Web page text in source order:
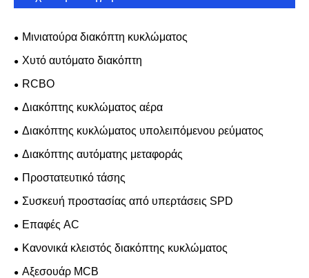
Μινιατούρα διακόπτη κυκλώματος
Χυτό αυτόματο διακόπτη
RCBO
Διακόπτης κυκλώματος αέρα
Διακόπτης κυκλώματος υπολειπόμενου ρεύματος
Διακόπτης αυτόματης μεταφοράς
Προστατευτικό τάσης
Συσκευή προστασίας από υπερτάσεις SPD
Επαφές AC
Κανονικά κλειστός διακόπτης κυκλώματος
Αξεσουάρ MCB